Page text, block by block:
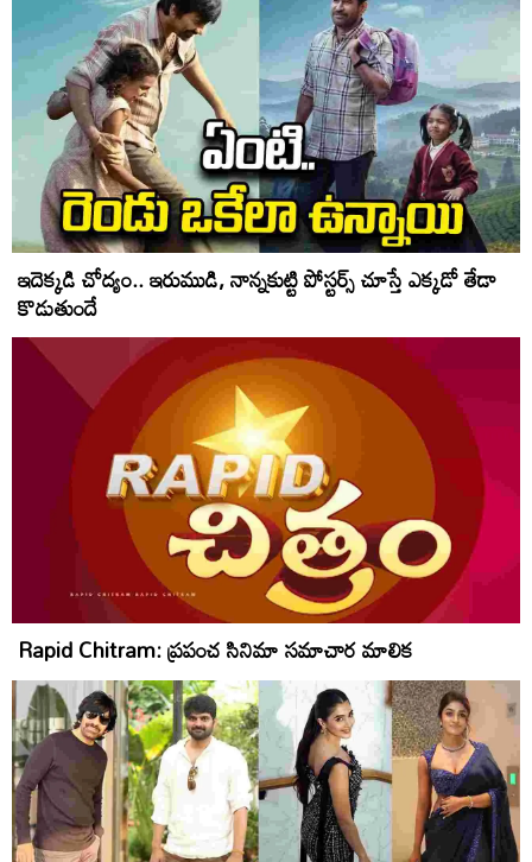
ఇదెక్క‌డి చోద్యం.. ఇరుముడి, నాన్న‌కుట్టి పోస్ట‌ర్స్ చూస్తే ఎక్క‌డో తేడా
కొడుతుందే
Rapid Chitram: ప్రపంచ సినిమా సమాచార మాలిక